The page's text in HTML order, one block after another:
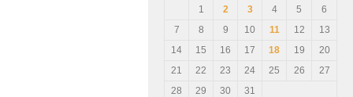
1 2 3 4 5
6
7
8 9 10 11 12
13
14
15 16 17 18 19
20
21
22 23 24 25 26
27
28
29 30 31